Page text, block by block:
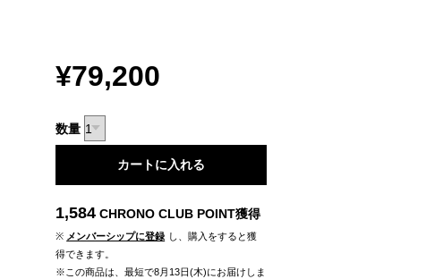
¥79,200
数量
カートに入れる
1,584 CHRONO CLUB POINT獲得
※ メンバーシップに登録 し、購入をすると獲
得できます。
※この商品は、最短で8月13日(木)にお届けしま